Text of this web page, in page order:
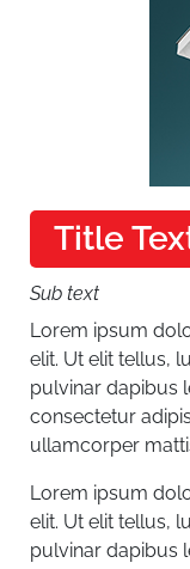
Title
Sub text
Lorem ipsum
elit. Ut elit tellus,
pulvinar dapibus
consectetur
ullamcorper
Lorem ipsum
elit. Ut elit tellus,
pulvinar dapibus